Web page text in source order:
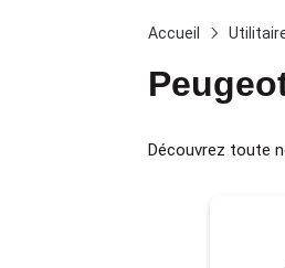
Accueil
Découvrez toute